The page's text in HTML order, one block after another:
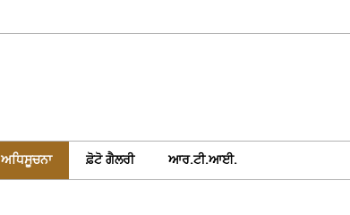
ਅਧਿਸੂਚਨਾ ਫ਼ੋਟੋ ਗੈਲਰੀ ਆਰ.ਟੀ.ਆਈ.